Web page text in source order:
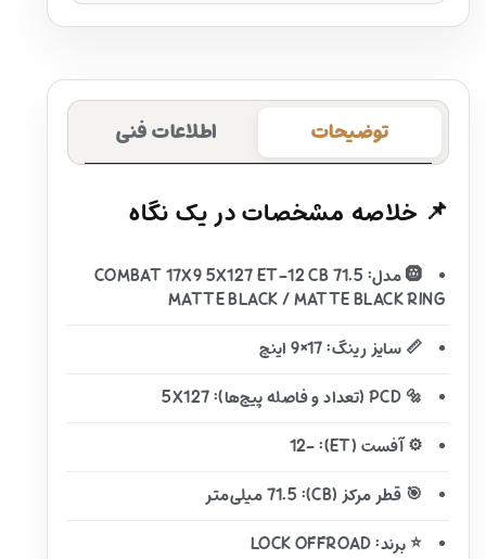
توضیحات اطلاعات فنی
📌 خلاصه مشخصات در یک نگاه
🛞 مدل: COMBAT 17X9 5X127 ET-12 CB 71.5
MATTE BLACK / MATTE BLACK RING
📏 سایز رینگ: 17×9 اینچ
🔩 PCD (تعداد و فاصله پیچ‌ها): 5X127
⚙️ آفست (ET): -12
🎯 قطر مرکز (CB): 71.5 میلی‌متر
⭐ برند: LOCK OFFROAD